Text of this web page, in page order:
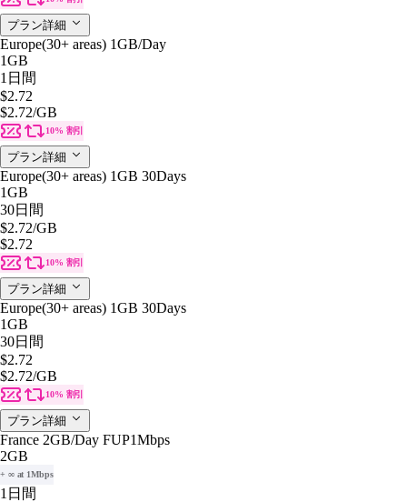
プラン詳細
Europe(30+ areas) 1GB/Day
1GB
1日間
$2.72
$2.72/GB
10% 割引
プラン詳細
Europe(30+ areas) 1GB 30Days
1GB
30日間
$2.72/GB
$2.72
10% 割引
プラン詳細
Europe(30+ areas) 1GB 30Days
1GB
30日間
$2.72
$2.72/GB
10% 割引
プラン詳細
France 2GB/Day FUP1Mbps
2GB
+ ∞ at 1Mbps
1日間